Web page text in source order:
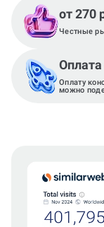
от 270
Честные
Оплату
можно